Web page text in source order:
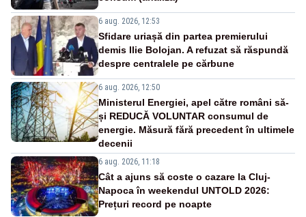
6 aug. 2026, 12:53
Sfidare uriașă din partea premierului
demis Ilie Bolojan. A refuzat să răspundă
despre centralele pe cărbune
6 aug. 2026, 12:50
Ministerul Energiei, apel către români să-
și REDUCĂ VOLUNTAR consumul de
energie. Măsură fără precedent în ultimele
decenii
6 aug. 2026, 11:18
Cât a ajuns să coste o cazare la Cluj-
Napoca în weekendul UNTOLD 2026:
Prețuri record pe noapte